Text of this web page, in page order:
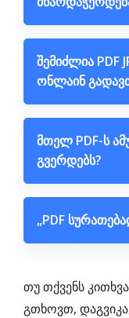
შემიძლია PDF
ონლაინ
მთელ PDF-ს
გვერდებს?
„PDF
თუ თქვენს
გთხოვთ,